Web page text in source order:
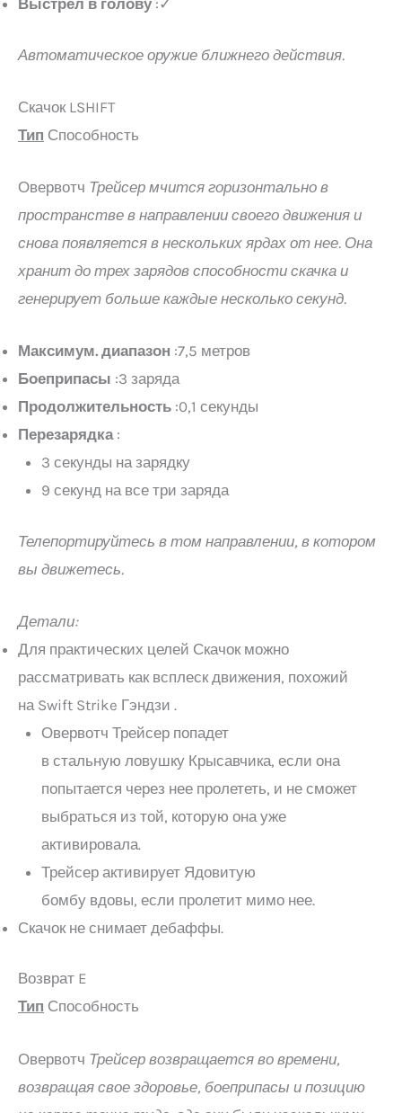
Выстрел в голову :✓
Автоматическое оружие ближнего действия.
Скачок LSHIFT
Тип Способность
Овервотч Трейсер мчится горизонтально в
пространстве в направлении своего движения и
снова появляется в нескольких ярдах от нее. Она
хранит до трех зарядов способности скачка и
генерирует больше каждые несколько секунд.
Максимум. диапазон :7,5 метров
Боеприпасы :3 заряда
Продолжительность :0,1 секунды
Перезарядка:
3 секунды на зарядку
9 секунд на все три заряда
Телепортируйтесь в том направлении, в котором
вы движетесь.
Детали:
Для практических целей Скачок можно
рассматривать как всплеск движения, похожий
на Swift Strike Гэндзи .
Овервотч Трейсер попадет
в стальную ловушку Крысавчика, если она
попытается через нее пролететь, и не сможет
выбраться из той, которую она уже
активировала.
Трейсер активирует Ядовитую
бомбу вдовы, если пролетит мимо нее.
Скачок не снимает дебаффы.
Возврат E
Тип Способность
Овервотч Трейсер возвращается во времени,
возвращая свое здоровье, боеприпасы и позицию